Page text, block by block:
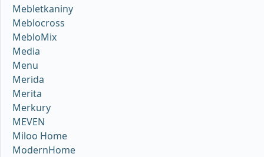
Mebletkaniny
Meblocross
MebloMix
Media
Menu
Merida
Merita
Merkury
MEVEN
Miloo Home
ModernHome